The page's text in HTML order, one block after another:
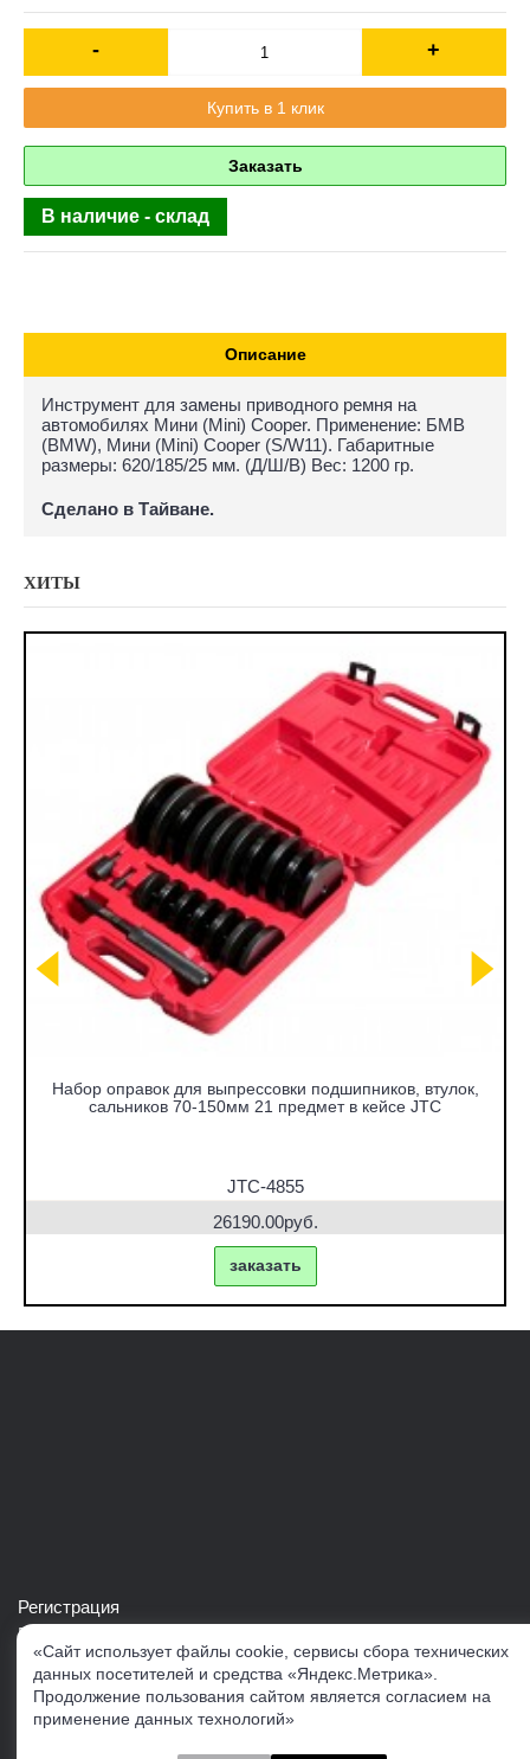
- +
Купить в 1 клик
Заказать
В наличие - склад
Описание
Инструмент для замены приводного ремня на
автомобилях Мини (Mini) Cooper. Применение: БМВ
(BMW), Мини (Mini) Cooper (S/W11). Габаритные
размеры: 620/185/25 мм. (Д/Ш/В) Вес: 1200 гр.
Сделано в Тайване.
ХИТЫ
Набор оправок для выпрессовки подшипников, втулок,
сальников 70-150мм 21 предмет в кейсе JTC
JTC-4855
26190.00руб.
заказать
Регистрация
Войти в свой аккаунт
Скачать каталог продукции VERTUL
Следите за нами
«Сайт использует файлы cookie, сервисы сбора технических
данных посетителей и средства «Яндекс.Метрика».
Продолжение пользования сайтом является согласием на
применение данных технологий»